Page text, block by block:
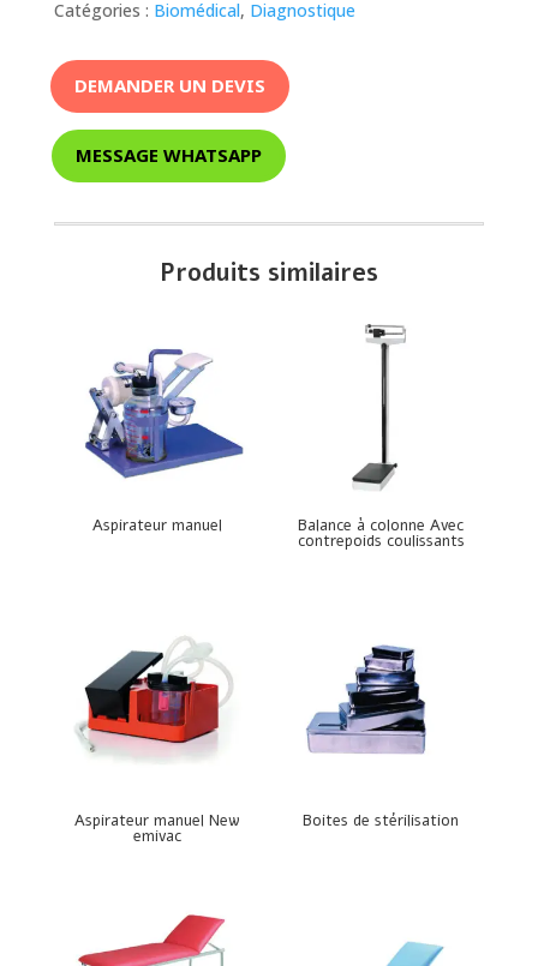
Catégories : Biomédical, Diagnostique
DEMANDER UN DEVIS
MESSAGE WHATSAPP
Produits similaires
Aspirateur manuel Balance à colonne Avec
contrepoids coulissants
Aspirateur manuel New
emivac
Boites de stérilisation